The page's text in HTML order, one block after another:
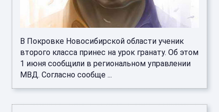
В Покровке Новосибирской области ученик
второго класса принес на урок гранату. Об этом
1 июня сообщили в региональном управлении
МВД. Согласно сообще ...